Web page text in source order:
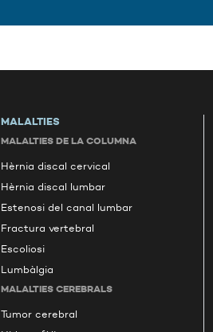
MALALTIES
MALALTIES DE LA COLUMNA
Hèrnia discal cervical
Hèrnia discal lumbar
Estenosi del canal lumbar
Fractura vertebral
Escoliosi
Lumbàlgia
MALALTIES CEREBRALS
Tumor cerebral